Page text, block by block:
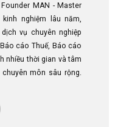
MAN - Master
nghiệm lâu năm,
vụ chuyên nghiệp
cáo Thuế, Báo cáo
nhiều thời gian và tâm
môn sâu rộng.